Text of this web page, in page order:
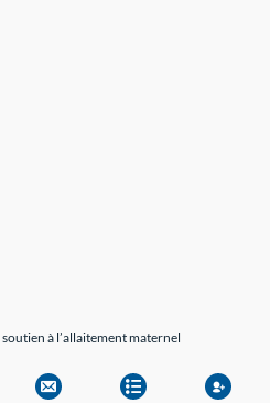
à l’allaitement maternel